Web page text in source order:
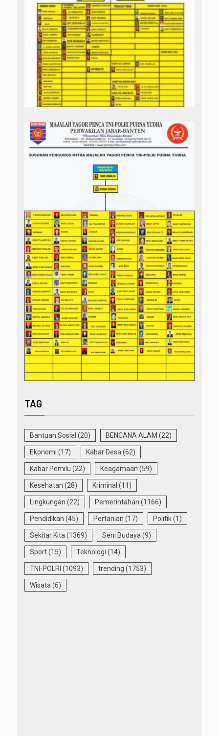
TAG
Bantuan Sosial (20) BENCANA ALAM (22)
Ekonomi (17) Kabar Desa (62)
Kabar Pemilu (22) Keagamaan (59)
Kesehatan (28) Kriminal (11)
Lingkungan (22) Pemerintahan (1166)
Pendidikan (45) Pertanian (17) Politik(1)
Sekitar Kita (1369) Seni Budaya (9)
Sport(15) Teknologi (14)
TNI-POLRI (1093) trending (1753)
Wisata (6)